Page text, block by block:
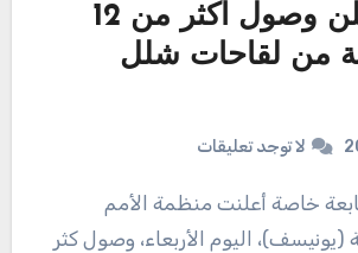
يونيسف تعلن وصول أكثر من 12
من لقاحات شلل
لا توجد تعليقات
(يونيسف)، اليوم الأربعاء، وصول كثر